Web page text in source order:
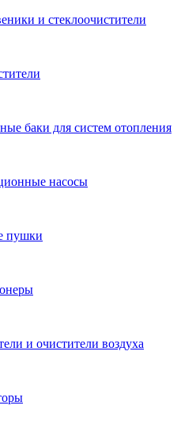
и стеклоочистители
баки для систем отопления
насосы
пушки
и очистители воздуха